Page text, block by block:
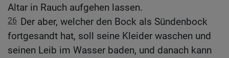
Altar in Rauch aufgehen lassen.
26 Der aber, welcher den Bock als Sündenbock
fortgesandt hat, soll seine Kleider waschen und
seinen Leib im Wasser baden, und danach kann